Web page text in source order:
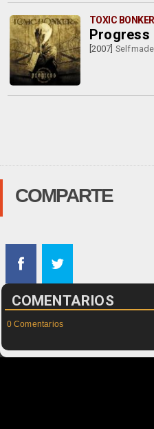
TOXIC
Progress
[2007]
COMPARTE
COMENTARIOS
0 Comentarios